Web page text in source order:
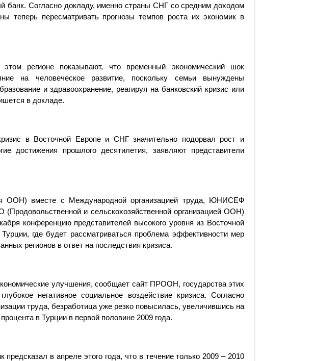
банк. Согласно докладу, именно страны СНГ со средним доходом
теперь пересматривать прогнозы темпов роста их экономик в
регионе показывают, что временный экономический шок
на человеческое развитие, поскольку семьи вынуждены
и здравоохранение, реагируя на банковский кризис или
в докладе.
в Восточной Европе и СНГ значительно подорвал рост и
достижения прошлого десятилетия, заявляют представители
ООН) вместе с Международной организацией труда, ЮНИСЕФ
и сельскохозяйственной организацией ООН)
конференцию представителей высокого уровня из Восточной
где будет рассматриваться проблема эффективности мер
регионов в ответ на последствия кризиса.
улучшения, сообщает сайт ПРООН, государства этих
негативное социальное воздействие кризиса. Согласно
труда, безработица уже резко повысилась, увеличившись на
в Турции в первой половине 2009 года.
в апреле этого года, что в течение только 2009 – 2010